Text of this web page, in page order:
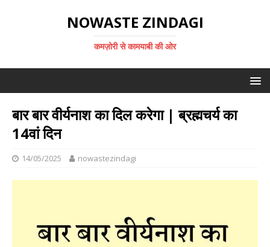
NOWASTE ZINDAGI
कमज़ोरी से कामयाबी की ओर
बार बार वीर्यनाश का दिल करेगा | ब्रह्मचर्य का
14वां दिन
14/05/2025 nowastezindagi